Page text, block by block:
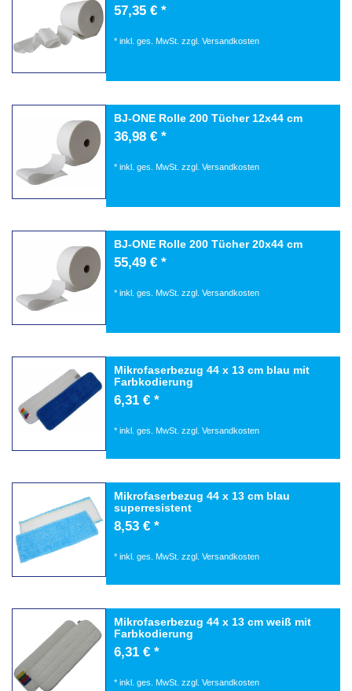
57,35 € *
* inkl. ges. MwSt. zzgl. Versandkosten
BJ-ONE Rolle 200 Tücher 12x44 cm
36,98 € *
* inkl. ges. MwSt. zzgl. Versandkosten
BJ-ONE Rolle 200 Tücher 20x44 cm
55,49 € *
* inkl. ges. MwSt. zzgl. Versandkosten
Mikrofaserbezug 44 x 13 cm blau mit
Farbkodierung
6,31 € *
* inkl. ges. MwSt. zzgl. Versandkosten
Mikrofaserbezug 44 x 13 cm blau
superresistent
8,53 € *
* inkl. ges. MwSt. zzgl. Versandkosten
Mikrofaserbezug 44 x 13 cm weiß mit
Farbkodierung
6,31 € *
* inkl. ges. MwSt. zzgl. Versandkosten